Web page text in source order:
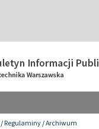
/Regulaminy/Archiwum